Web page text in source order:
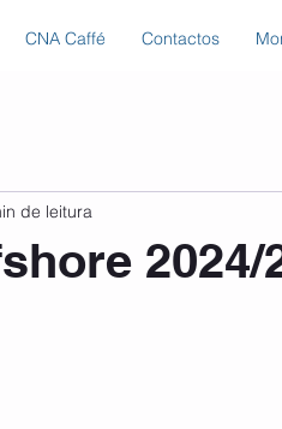
CNA Caffé Contactos
2024/
de leitura